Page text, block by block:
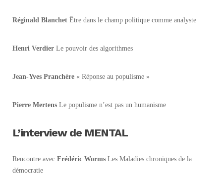
Réginald Blanchet Être dans le champ politique comme analyste
Henri Verdier Le pouvoir des algorithmes
Jean-Yves Pranchère « Réponse au populisme »
Pierre Mertens Le populisme n’est pas un humanisme
L’interview de MENTAL
Rencontre avec Frédéric Worms Les Maladies chroniques de la
démocratie